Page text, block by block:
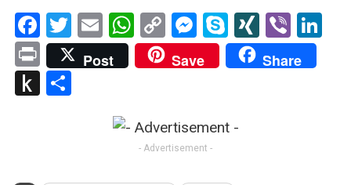
Facebook
Twitter
EmailWhatsApp
Copy
Link
Messenger
SkypeXING
Viber
PrintPost Save Share
Push
- Advertisement -